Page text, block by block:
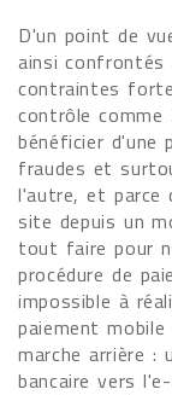
D'un point de
ainsi
contraintes
contrôle comme
bénéficier d'une
fraudes et
l'autre, et parce
site depuis un
tout faire pour
procédure de
impossible à
paiement
marche arrière :
bancaire vers